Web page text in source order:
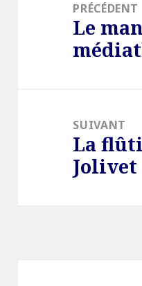
PRÉCÉDENT
Article
Le
SUIVANT
Article
suivant :
La
Jolivet